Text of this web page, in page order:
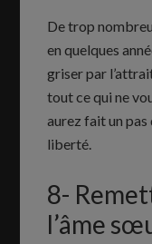
De trop
en quelques
griser par
tout ce qui ne
aurez fait un
liberté.
8-
l’âme